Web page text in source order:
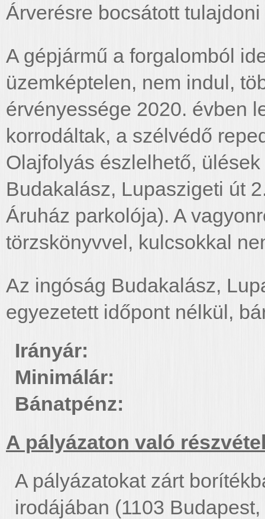
Árverésre bocsátott
A gépjármű a forgalomból
üzemképtelen, nem indul,
érvényessége 2020. évben
korrodáltak, a szélvédő
Olajfolyás észlelhető,
Budakalász, Lupaszigeti út
Áruház parkolója). A
törzskönyvvel, kulcsokkal
Az ingóság Budakalász,
egyezetett időpont nélkül,
Irányár:
Minimálár:
A pályázaton való
A pályázatokat zárt
irodájában (1103